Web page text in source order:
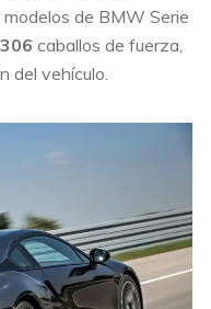
modelos de BMW Serie
306 caballos de fuerza,
del vehículo.